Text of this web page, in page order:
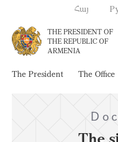
Հայ
THE PRESIDENT OF
THE REPUBLIC OF
ARMENIA
The President The Office
The